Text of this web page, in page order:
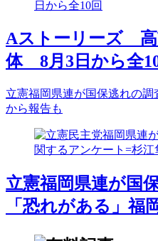
Aストーリーズ
体 8月3日から全
立憲福岡県連が国保逃れの
から報告も
立憲福岡県連が国
「恐れがある」福